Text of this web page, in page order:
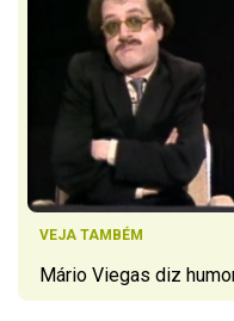
VEJA TAMBÉM
Mário Viegas diz